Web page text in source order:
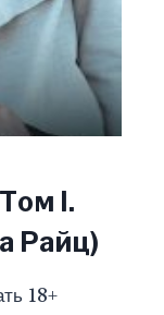
I.
Райц)
18+